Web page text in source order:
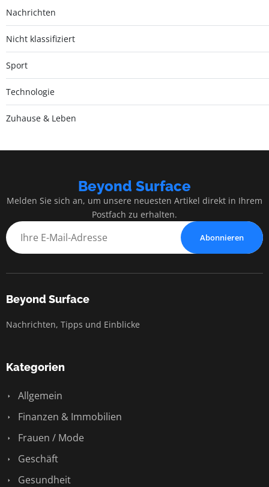
Nachrichten
Nicht klassifiziert
Sport
Technologie
Zuhause & Leben
Beyond Surface
Melden Sie sich an, um unsere neuesten Artikel direkt in Ihrem
Postfach zu erhalten.
Abonnieren
Beyond Surface
Nachrichten, Tipps und Einblicke
Kategorien
Allgemein
Finanzen & Immobilien
Frauen / Mode
Geschäft
Gesundheit